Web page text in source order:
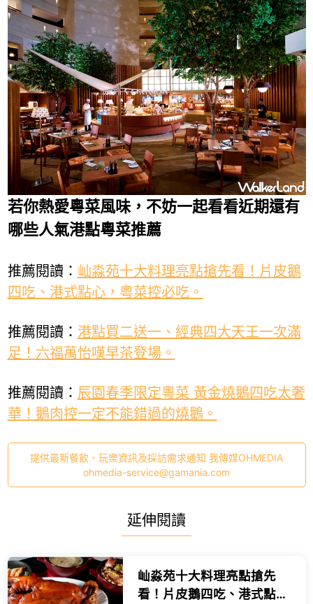
若你熱愛粵菜風味，不妨一起看看近期還有
哪些人氣港點粵菜推薦
推薦閱讀： 屾淼苑十大料理亮點搶先看！片皮鵝
四吃、港式點心，粵菜控必吃。
推薦閱讀： 港點買二送一、經典四大天王一次滿
足！六福萬怡嘆早茶登場。
推薦閱讀： 辰園春季限定粵菜 黃金燒鵝四吃太奢
華！鵝肉控一定不能錯過的燒鵝。
提供最新餐飲、玩樂資訊及採訪需求通知 我傳媒OHMEDIA
ohmedia-service@gamania.com
延伸閱讀
屾淼苑十大料理亮點搶先
看！片皮鵝四吃、港式點